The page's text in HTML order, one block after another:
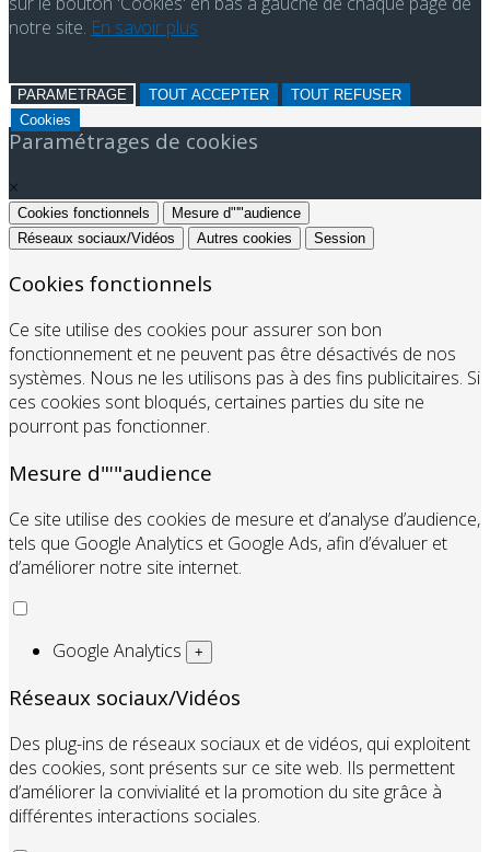
notre site. En savoir plus
PARAMETRAGE TOUT ACCEPTER
TOUT REFUSER
Cookies
Paramétrages de cookies
×
Cookies fonctionnels
Mesure d"'"audience
Réseaux sociaux/Vidéos
Autres cookies Session
Cookies fonctionnels
Ce site utilise des cookies pour assurer son bon
fonctionnement et ne peuvent pas être désactivés de nos
systèmes. Nous ne les utilisons pas à des fins publicitaires. Si
ces cookies sont bloqués, certaines parties du site ne
pourront pas fonctionner.
Mesure d"'"audience
Ce site utilise des cookies de mesure et d’analyse d’audience,
tels que Google Analytics et Google Ads, afin d’évaluer et
d’améliorer notre site internet.
Google Analytics +
Réseaux sociaux/Vidéos
Des plug-ins de réseaux sociaux et de vidéos, qui exploitent
des cookies, sont présents sur ce site web. Ils permettent
d’améliorer la convivialité et la promotion du site grâce à
différentes interactions sociales.